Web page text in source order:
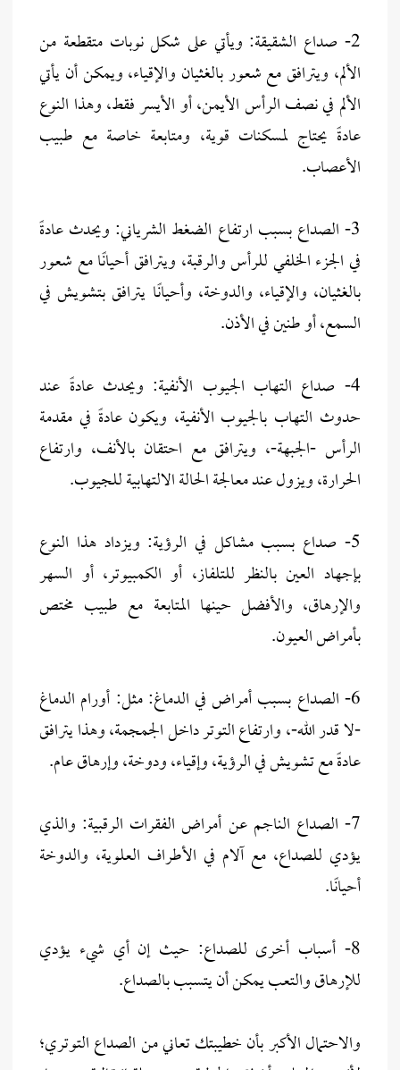
2- صداع الشقيقة: ويأتي على شكل نوبات متقطعة من
الألم، ويترافق مع شعور بالغثيان والإقياء، ويمكن أن يأتي
الألم في نصف الرأس الأيمن، أو الأيسر فقط، وهذا النوع
عادةً يحتاج لمسكنات قوية، ومتابعة خاصة مع طبيب
الأعصاب.
3- الصداع بسبب ارتفاع الضغط الشرياني: ويحدث عادةً
في الجزء الخلفي للرأس والرقبة، ويترافق أحيانًا مع شعور
بالغثيان، والإقياء، والدوخة، وأحيانًا يترافق بتشويش في
السمع، أو طنين في الأذن.
4- صداع التهاب الجيوب الأنفية: ويحدث عادةً عند
حدوث التهاب بالجيوب الأنفية، ويكون عادةً في مقدمة
الرأس -الجبهة-، ويترافق مع احتقان بالأنف، وارتفاع
الحرارة، ويزول عند معالجة الحالة الالتهابية للجيوب.
5- صداع بسبب مشاكل في الرؤية: ويزداد هذا النوع
بإجهاد العين بالنظر للتلفاز، أو الكمبيوتر، أو السهر
والإرهاق، والأفضل حينها المتابعة مع طبيب مختص
بأمراض العيون.
6- الصداع بسبب أمراض في الدماغ: مثل: أورام الدماغ
-لا قدر الله-، وارتفاع التوتر داخل الجمجمة، وهذا يترافق
عادةً مع تشويش في الرؤية، وإقياء، ودوخة، وإرهاق عام.
7- الصداع الناجم عن أمراض الفقرات الرقبية: والذي
يؤدي للصداع، مع آلام في الأطراف العلوية، والدوخة
أحيانًا.
8- أسباب أخرى للصداع: حيث إن أي شيء يؤدي
للإرهاق والتعب يمكن أن يتسبب بالصداع.
والاحتمال الأكبر بأن خطيبتك تعاني من الصداع التوتري؛